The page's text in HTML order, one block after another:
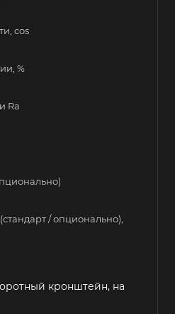
cos
%
Ra
/ опционально),
кронштейн, на